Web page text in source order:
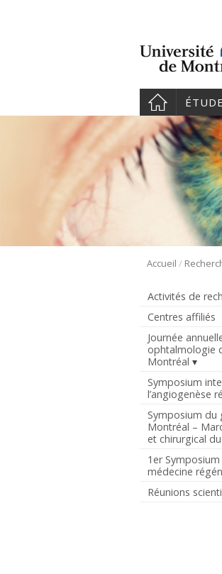
Accueil /
Activités de
Centres affiliés
Journée
ophtalmologie
Montréal
Symposium
l’angiogenèse
Symposium du
Montréal –
et chirurgical
1er
médecine
Réunions